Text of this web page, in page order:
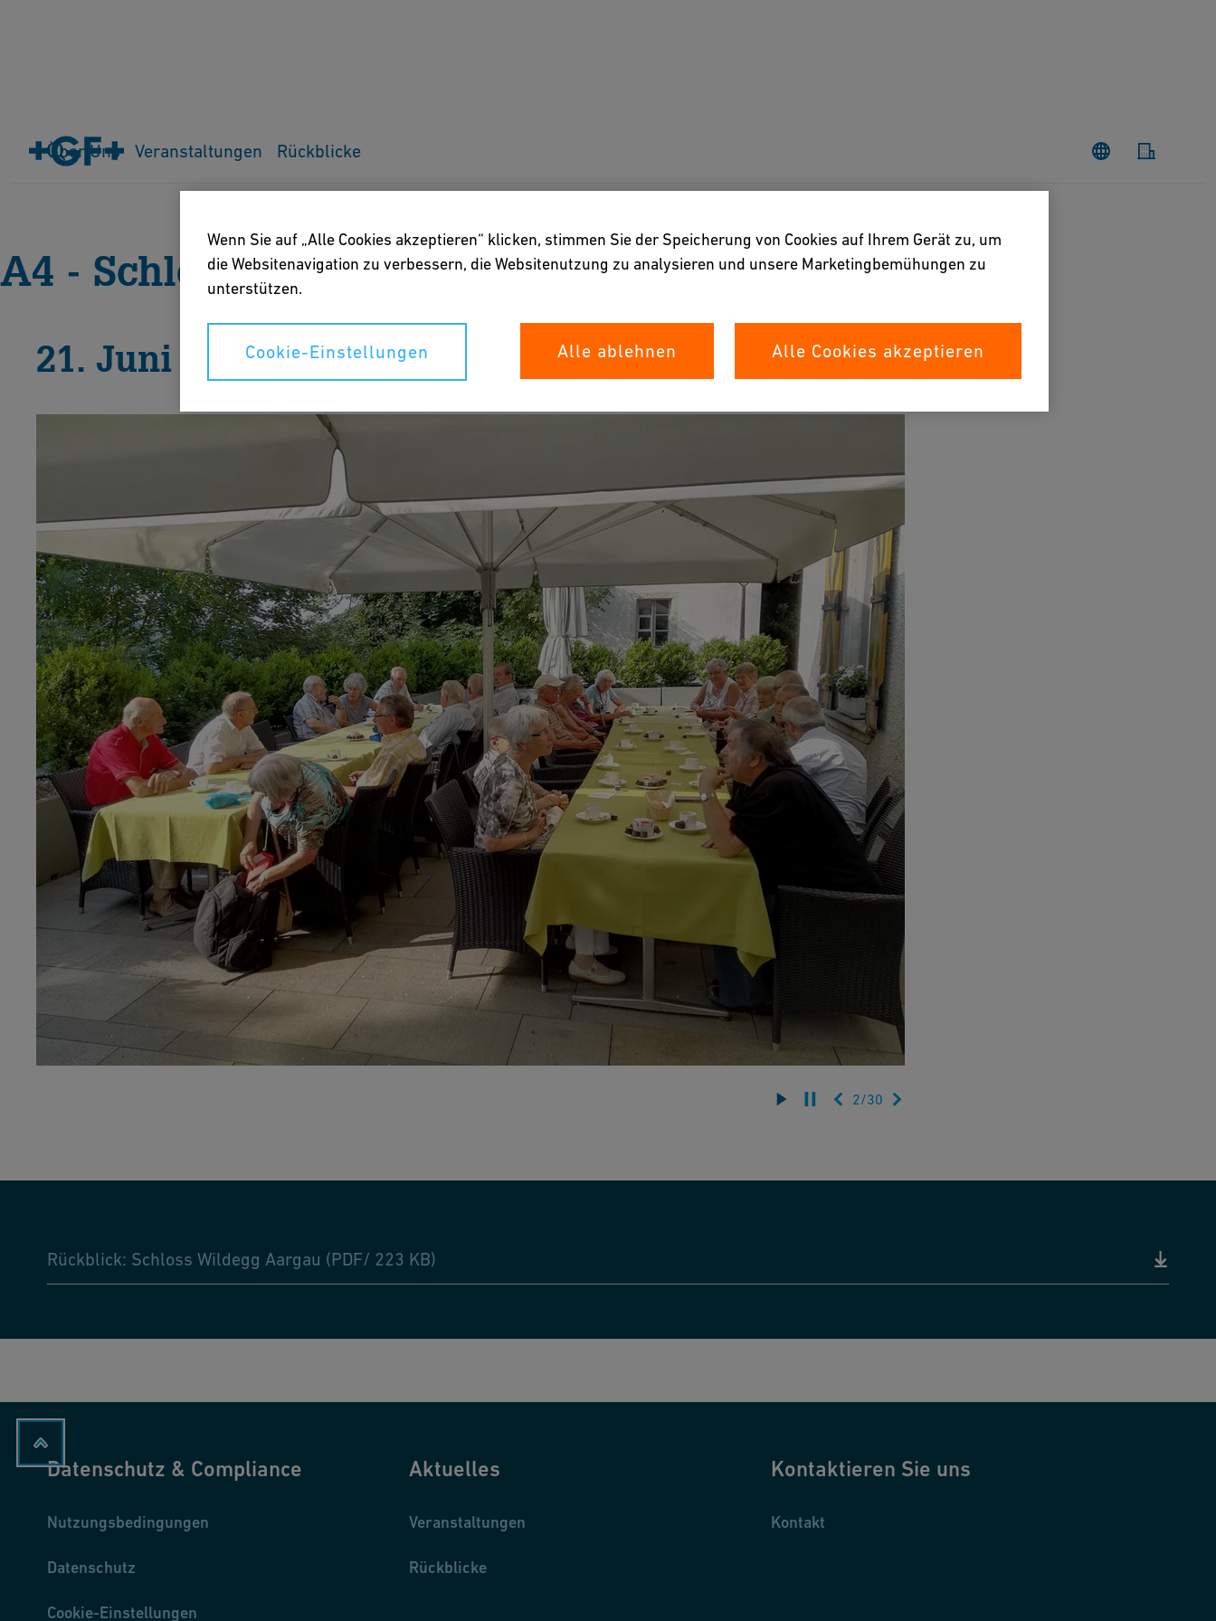
Über Uns Veranstaltungen Rückblicke
A4 - Schloss Wildegg Aargau
21. Juni 2017
2/30
Rückblick: Schloss Wildegg Aargau (PDF/ 223 KB)
Datenschutz & Compliance
Nutzungsbedingungen
Datenschutz
Cookie-Einstellungen
Aktuelles
Veranstaltungen
Rückblicke
Kontaktieren Sie uns
Kontakt
Wenn Sie auf „Alle Cookies akzeptieren“ klicken, stimmen Sie der Speicherung von Cookies auf Ihrem Gerät zu, um
die Websitenavigation zu verbessern, die Websitenutzung zu analysieren und unsere Marketingbemühungen zu
unterstützen.
Cookie-Einstellungen Alle ablehnen Alle Cookies akzeptieren